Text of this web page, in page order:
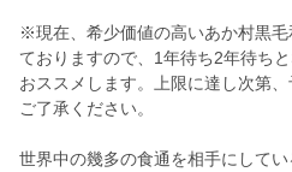
※現在、希少価値の高いあか村黒
ておりますので、1年待ち2年待ち
おススメします。上限に達し次第
ご了承ください。
世界中の幾多の食通を相手にして